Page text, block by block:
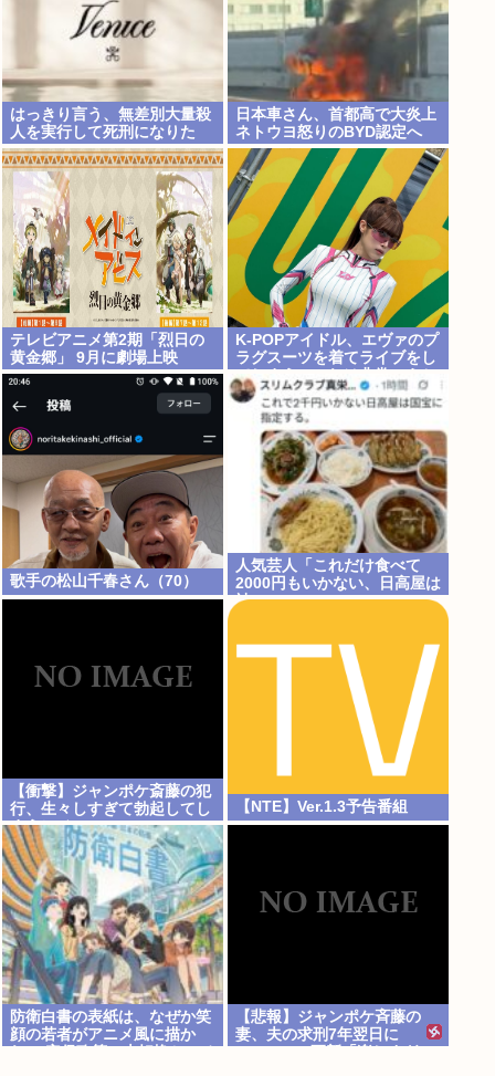
はっきり言う、無差別大量殺
人を実行して死刑になりた
い。
日本車さん、首都高で大炎上
ネトウヨ怒りのBYD認定へ
テレビアニメ第2期「烈日の
黄金郷」 9月に劇場上映
K-POPアイドル、エヴァのプ
ラグスーツを着てライブをし
てしまう…これは非常にえち
ち
歌手の松山千春さん（70）
人気芸人「これだけ食べて
2000円もいかない、日高屋は
神」
【衝撃】ジャンポケ斎藤の犯
行、生々しすぎて勃起してし
まうレベルwww
【NTE】Ver.1.3予告番組
防衛白書の表紙は、なぜか笑
顔の若者がアニメ風に描か
【悲報】ジャンポケ斉藤の
妻、夫の求刑7年翌日に